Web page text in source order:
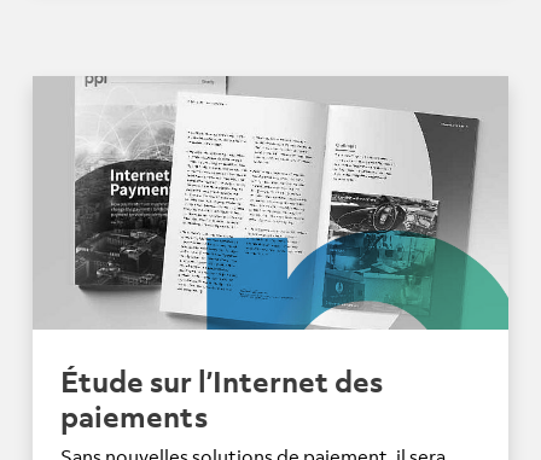
Étude sur l’Internet des
paiements